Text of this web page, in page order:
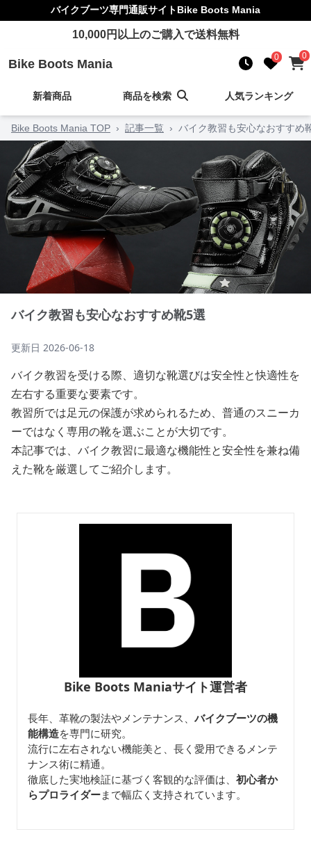
バイクブーツ専門通販サイトBike Boots Mania
10,000円以上のご購入で送料無料
Bike Boots Mania 0 0
新着商品 商品を検索 人気ランキング
Bike Boots Mania TOP › 記事一覧 › バイク教習も安心なおすすめ
バイク教習も安心なおすすめ靴5選
更新日 2026-06-18
バイク教習を受ける際、適切な靴選びは安全性と快適性を
左右する重要な要素です。
教習所では足元の保護が求められるため、普通のスニーカ
ーではなく専用の靴を選ぶことが大切です。
本記事では、バイク教習に最適な機能性と安全性を兼ね備
えた靴を厳選してご紹介します。
Bike Boots Maniaサイト運営者
長年、革靴の製法やメンテナンス、 バイクブーツの機
能構造を専門に研究。
流行に左右されない機能美と、長く愛用できるメンテ
ナンス術に精通。
徹底した実地検証に基づく客観的な評価は、 初心者か
らプロライダーまで幅広く支持されています。